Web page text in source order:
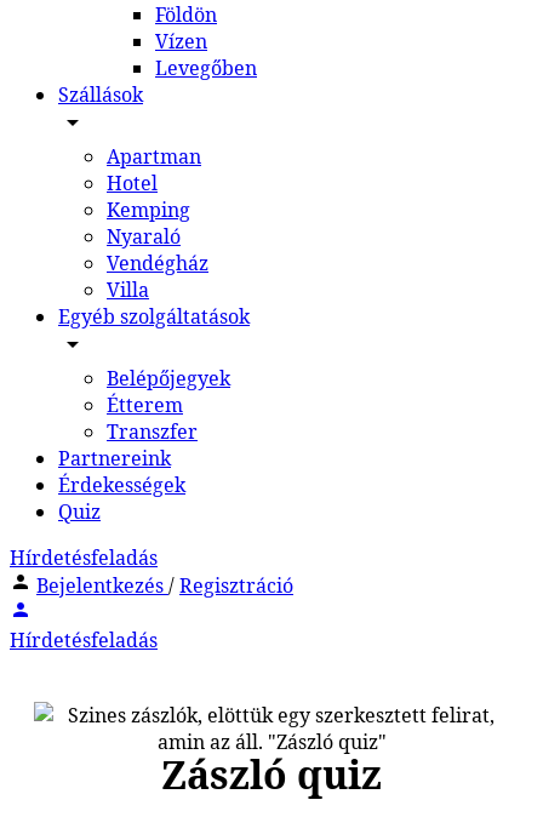
Földön
Vízen
Levegőben
Szállások
Apartman
Hotel
Kemping
Nyaraló
Vendégház
Villa
Egyéb szolgáltatások
Belépőjegyek
Étterem
Transzfer
Partnereink
Érdekességek
Quiz
Hírdetésfeladás
Bejelentkezés/Regisztráció
Hírdetésfeladás
Zászló quiz